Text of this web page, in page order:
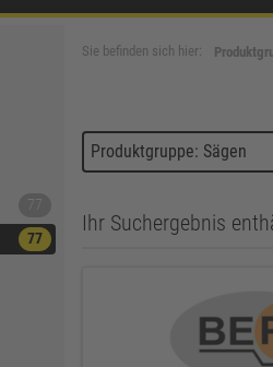
77
77
Sie befinden sich hier:
Produktgruppe: Sägen
Ihr Suchergebnis